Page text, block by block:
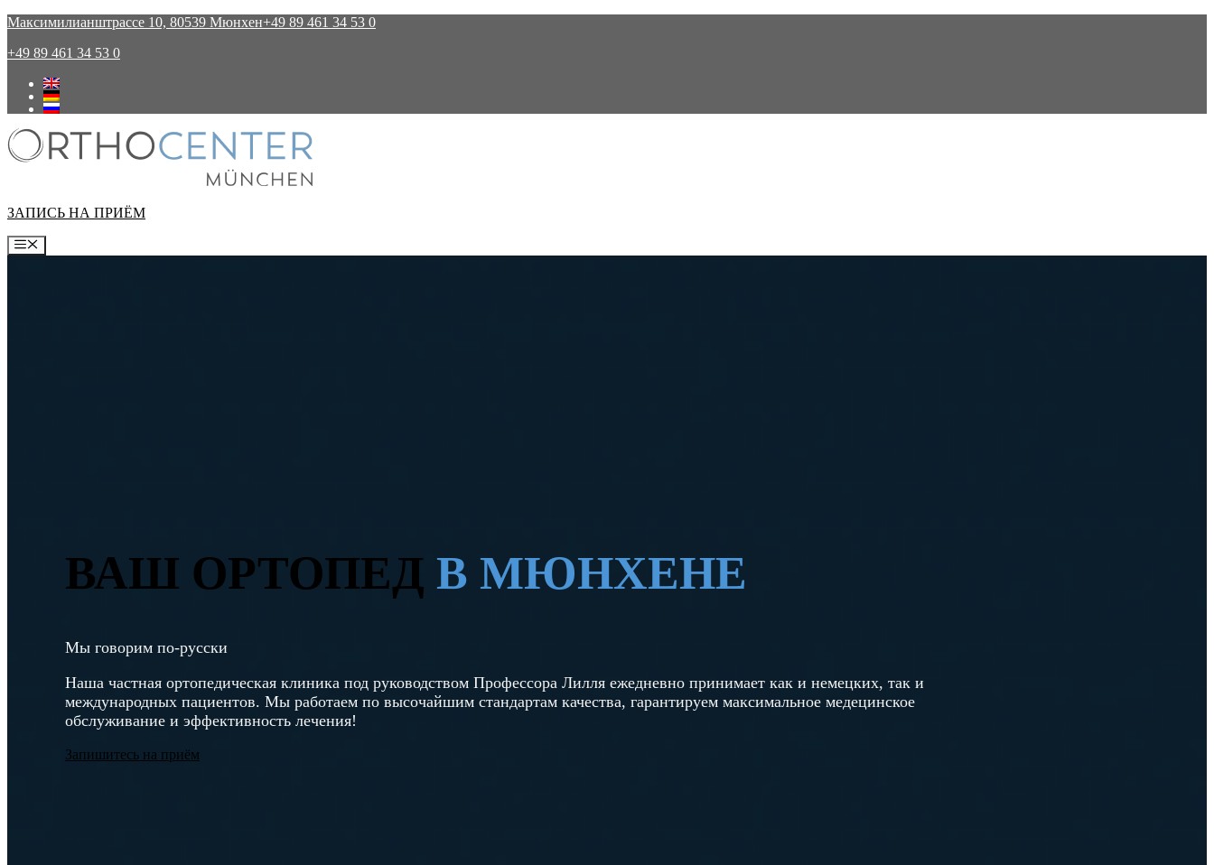
Перейти
содержимому
Максимилианштрассе 10, 80539 Мюнхен+49 89 461 34 53 0
+49 89 461 34 53 0
ЗАПИСЬ НА ПРИЁМ
Меню
ВАШ ОРТОПЕД В МЮНХЕНЕ
Мы говорим по-русски
Наша частная ортопедическая клиника под руководством Профессора Лилля ежедневно принимает как и немецких, так и
международных пациентов. Мы работаем по высочайшим стандартам качества, гарантируем максимальное медецинское
обслуживание и эффективность лечения!
Запишитесь на приём